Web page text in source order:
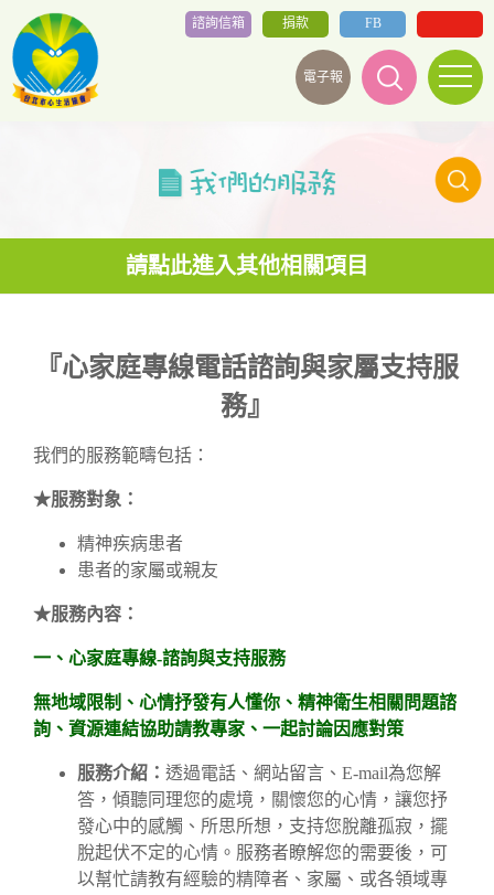
電子報
FB
捐款
諮詢信箱
『心家庭專線電話諮詢與家屬支持服
務』
我們的服務範疇包括：
★服務對象：
精神疾病患者
患者的家屬或親友
★服務內容：
一、心家庭專線-諮詢與支持服務
無地域限制、心情抒發有人懂你、精神衛生相關問題諮
詢、資源連結協助請教專家、一起討論因應對策
服務介紹： 透過電話、網站留言、E-mail為您解
答，傾聽同理您的處境，關懷您的心情，讓您抒
發心中的感觸、所思所想，支持您脫離孤寂，擺
脫起伏不定的心情。服務者瞭解您的需要後，可
以幫忙請教有經驗的精障者、家屬、或各領域專